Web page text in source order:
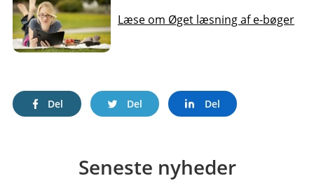
Læse om Øget læsning af e-bøger
Del Del Del
Seneste nyheder